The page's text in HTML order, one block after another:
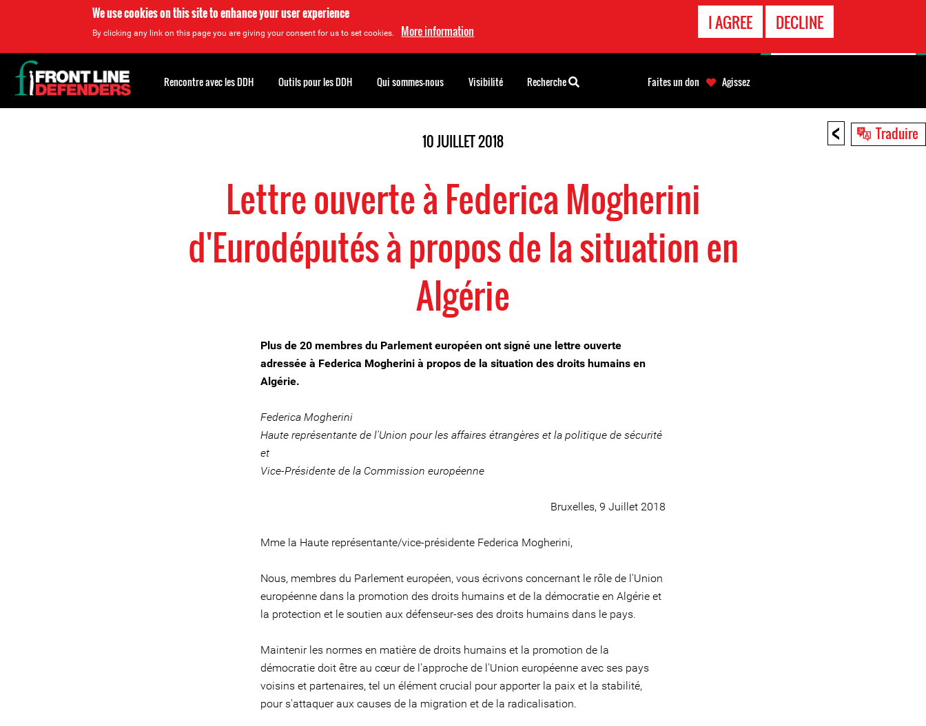
We use cookies on this site to enhance your user experience
By clicking any link on this page you are giving your consent for us to set cookies. More information I AGREE DECLINE
< Traduire
10 JUILLET 2018
Lettre ouverte à Federica Mogherini
d'Eurodéputés à propos de la situation en
Algérie
Plus de 20 membres du Parlement européen ont signé une lettre ouverte
adressée à Federica Mogherini à propos de la situation des droits humains en
Algérie.
Federica Mogherini
Haute représentante de l'Union pour les affaires étrangères et la politique de sécurité
et
Vice-Présidente de la Commission européenne
Bruxelles, 9 Juillet 2018
Mme la Haute représentante/vice-présidente Federica Mogherini,
Nous, membres du Parlement européen, vous écrivons concernant le rôle de l'Union
européenne dans la promotion des droits humains et de la démocratie en Algérie et
la protection et le soutien aux défenseur-ses des droits humains dans le pays.
Maintenir les normes en matière de droits humains et la promotion de la
démocratie doit être au cœur de l'approche de l'Union européenne avec ses pays
voisins et partenaires, tel un élément crucial pour apporter la paix et la stabilité,
pour s'attaquer aux causes de la migration et de la radicalisation.
Back
to
top
Rencontre avec les DDH Outils pour les DDH Qui sommes-nous Visibilité Recherche Faites un don Agissez
D'URGENCE